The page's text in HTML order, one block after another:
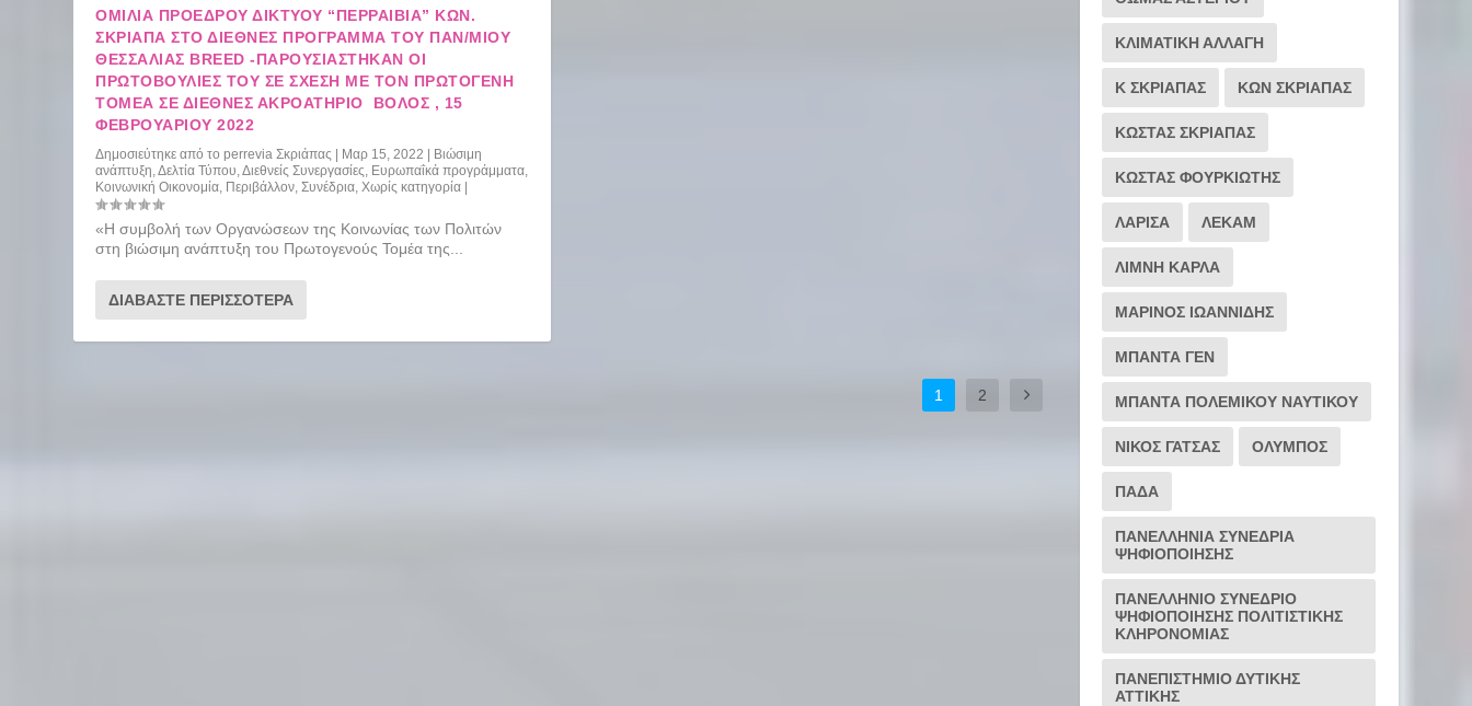
ΟΜΙΛΙΑ ΠΡΟΕΔΡΟΥ ΔΙΚΤΥΟΥ “ΠΕΡΡΑΙΒΙΑ” ΚΩΝ.
ΣΚΡΙΑΠΑ ΣΤΟ ΔΙΕΘΝΕΣ ΠΡΟΓΡΑΜΜΑ ΤΟΥ ΠΑΝ/ΜΙΟΥ
ΘΕΣΣΑΛΙΑΣ BREED -ΠΑΡΟΥΣΙΑΣΤΗΚΑΝ ΟΙ
ΠΡΩΤΟΒΟΥΛΙΕΣ ΤΟΥ ΣΕ ΣΧΕΣΗ ΜΕ ΤΟΝ ΠΡΩΤΟΓΕΝΗ
ΤΟΜΕΑ ΣΕ ΔΙΕΘΝΕΣ ΑΚΡΟΑΤΗΡΙΟ ΒΌΛΟΣ , 15
ΦΕΒΡΟΥΑΡΊΟΥ 2022
Δημοσιεύτηκε από τοperrevia Σκριάπας Μαρ 15, 2022
Βιώσιμη
ανάπτυξη,Δελτία Τύπου,Διεθνείς Συνεργασίες, Ευρωπαΐκά προγράμματα,
Κοινωνική Οικονομία, Περιβάλλον,Συνέδρια,Χωρίς κατηγορία
«Η συμβολή των Οργανώσεων της Κοινωνίας των Πολιτών
στη βιώσιμη ανάπτυξη του Πρωτογενούς Τομέα της...
ΔΙΑΒΆΣΤΕ ΠΕΡΙΣΣΌΤΕΡΑ
1 2
ΚΛΙΜΑΤΙΚΗ ΑΛΛΑΓΗ
Κ ΣΚΡΙΑΠΑΣ ΚΩΝ ΣΚΡΙΑΠΑΣ
ΚΩΣΤΑΣ ΣΚΡΙΑΠΑΣ
ΚΩΣΤΑΣ ΦΟΥΡΚΙΩΤΗΣ
ΛΑΡΙΣΑ ΛΕΚΑΜ
ΛΙΜΝΗ ΚΑΡΛΑ
ΜΑΡΙΝΟΣ ΙΩΑΝΝΙΔΗΣ
ΜΠΑΝΤΑ ΓΕΝ
ΜΠΑΝΤΑ ΠΟΛΕΜΙΚΟΥ ΝΑΥΤΙΚΟΥ
ΝΙΚΟΣ ΓΑΤΣΑΣ ΟΛΥΜΠΟΣ
ΠΑΔΑ
ΠΑΝΕΛΛΗΝΙΑ ΣΥΝΕΔΡΙΑ
ΨΗΦΙΟΠΟΙΗΣΗΣ
ΠΑΝΕΛΛΗΝΙΟ ΣΥΝΕΔΡΙΟ
ΨΗΦΙΟΠΟΙΗΣΗΣ ΠΟΛΙΤΙΣΤΙΚΗΣ
ΚΛΗΡΟΝΟΜΙΑΣ
ΠΑΝΕΠΙΣΤΗΜΙΟ ΔΥΤΙΚΗΣ
ΑΤΤΙΚΗΣ